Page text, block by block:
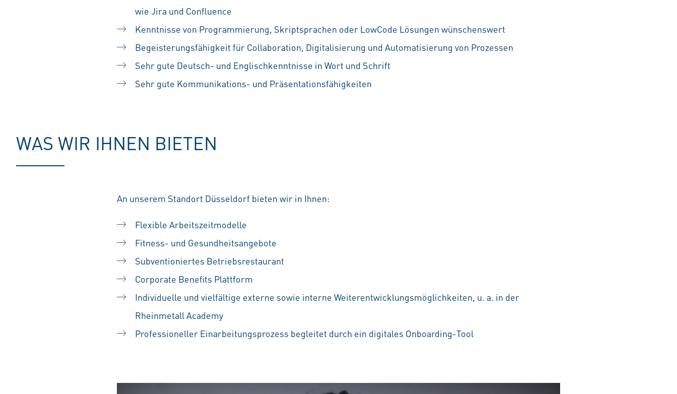
wie Jira und Confluence
Kenntnisse von Programmierung, Skriptsprachen oder LowCode Lösungen wünschenswert
Begeisterungsfähigkeit für Collaboration, Digitalisierung und Automatisierung von Prozessen
Sehr gute Deutsch- und Englischkenntnisse in Wort und Schrift
Sehr gute Kommunikations- und Präsentationsfähigkeiten
WAS WIR IHNEN BIETEN
An unserem Standort Düsseldorf bieten wir in Ihnen:
Flexible Arbeitszeitmodelle
Fitness- und Gesundheitsangebote
Subventioniertes Betriebsrestaurant
Corporate Benefits Plattform
Individuelle und vielfältige externe sowie interne Weiterentwicklungsmöglichkeiten, u. a. in der
Rheinmetall Academy
Professioneller Einarbeitungsprozess begleitet durch ein digitales Onboarding-Tool